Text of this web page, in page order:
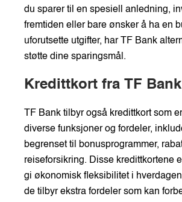
du sparer til en spesiell anledning,
fremtiden eller bare ønsker å ha en
uforutsette utgifter, har TF Bank
støtte dine sparingsmål.
Kredittkort fra TF Bank
TF Bank tilbyr også kredittkort som
diverse funksjoner og fordeler,
begrenset til bonusprogrammer,
reiseforsikring. Disse kredittkortene
gi økonomisk fleksibilitet i
de tilbyr ekstra fordeler som kan